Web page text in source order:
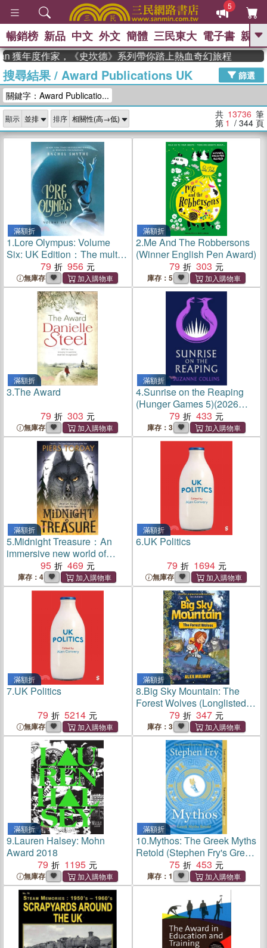
5
GO
熱搜： 東野圭吾 、 高希均教授回憶錄
、 The Odyssey 、 父親節 、 花開錦
李登輝時代 、 數學女孩：黎曼猜想
、
如果歷史是一
群喵 、 臺灣漫遊錄
暢銷榜 新品 中文 外文 簡體 三民東大 電子書 親子
作家，《史坎德》系列帶你踏上熱血奇幻旅程
搜尋結果/ Award Publications UK
篩選
關鍵字：Award Publicatio...
顯示 排序 共 13736 筆
第 1 / 344 頁
滿額折
1.Lore Olympus: Volume
Six: UK Edition：The multi-
award winning Sunday
Times bestselling Webtoon
series
79 956
無庫存
滿額折
2.Me And The Robbersons
(Winner English Pen Award)
79
303
庫存：5
滿額折
3.The Award
79
303
無庫存
滿額折
4.Sunrise on the Reaping
(Hunger Games 5)(2026
British Book Award Winner-
Children's Fiction)(英國版)
79 433
庫存：3
滿額折
5.Midnight Treasure：An
immersive new world of
werwolves and vampirs,
from an award-winning
author
95 469
庫存：4
滿額折
6.UK Politics
79
1694
無庫存
滿額折
7.UK Politics
79
5214
無庫存
滿額折
8.Big Sky Mountain: The
Forest Wolves (Longlisted
for the Alligator's Mouth
Award)
79 347
庫存：3
滿額折
9.Lauren Halsey: Mohn
Award 2018
79
1195
無庫存
滿額折
10.Mythos: The Greek Myths
Retold (Stephen Fry's Greek
Myths 1)(Shortlisted for a
National Book Award)
75 453
庫存：1